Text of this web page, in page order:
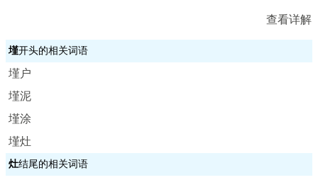
查看详解
墐开头的相关词语
墐户
墐泥
墐涂
墐灶
灶结尾的相关词语